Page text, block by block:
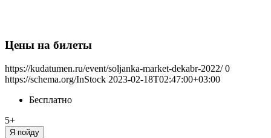
Цены на билеты
https://kudatumen.ru/event/soljanka-market-dekabr-2022/ 0
https://schema.org/InStock 2023-02-18T02:47:00+03:00
Бесплатно
5+
Я пойду